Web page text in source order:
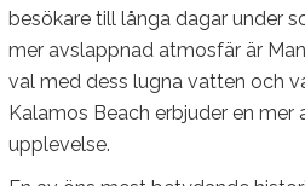
besökare till långa dagar under
mer avslappnad atmosfär är
val med dess lugna vatten och
Kalamos Beach erbjuder en mer
upplevelse.